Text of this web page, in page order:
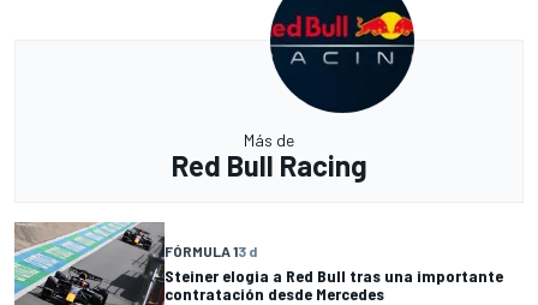
Más de
Red Bull Racing
FÓRMULA 13 d
Steiner elogia a Red Bull tras una importante
contratación desde Mercedes